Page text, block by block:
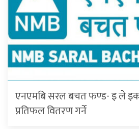
एनएमबि सरल बचत फण्ड- इ ले
प्रतिफल वितरण गर्ने